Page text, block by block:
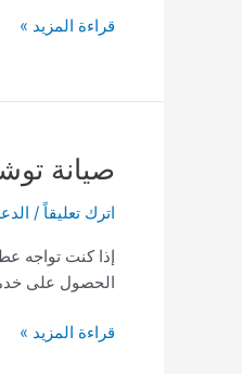
قراءة المزيد »
صيانة توشيبا: 7 وسائل للحصول على الدعم
اترك تعليقاً /
إذا كنت تواجه
الحصول على
صيانة
توشيبا:
7
للحصول
على
الفني
قراءة المزيد »